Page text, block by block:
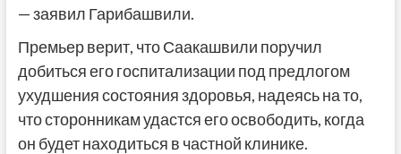
— заявил Гарибашвили.
Премьер верит, что Саакашвили поручил
добиться его госпитализации под предлогом
ухудшения состояния здоровья, надеясь на то,
что сторонникам удастся его освободить, когда
он будет находиться в частной клинике.